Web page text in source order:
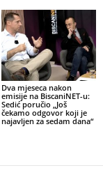
Dva mjeseca nakon
emisije na BiscaniNET-u:
Sedić poručio „Još
čekamo odgovor koji je
najavljen za sedam dana“